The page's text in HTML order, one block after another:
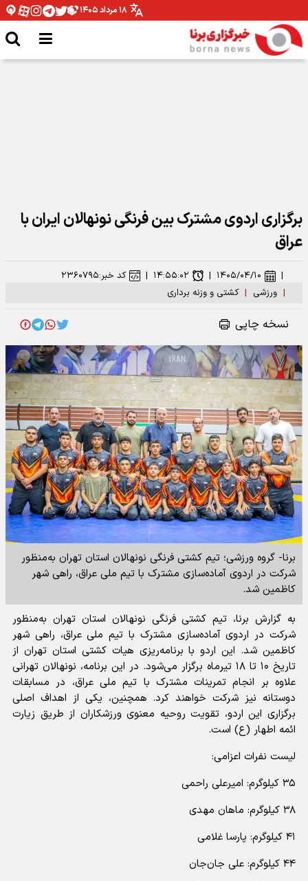
۱۸ مرداد ۱۴۰۵
برگزاری اردوی مشترک بین فرنگی نونهالان ایران با
عراق
| ورزشی | کشتی و وزنه برداری
| ۱۴۰۵/۰۴/۱۰ | ۱۴:۵۵:۰۲ | کد خبر:۲۳۶۰۷۹۵
نسخه چاپی
برنا- گروه ورزشی؛ تیم کشتی فرنگی نونهالان استان تهران به‌منظور
شرکت در اردوی آماده‌سازی مشترک با تیم ملی عراق، راهی شهر
کاظمین شد.
به گزارش برنا، تیم کشتی فرنگی نونهالان استان تهران به‌منظور
شرکت در اردوی آماده‌سازی مشترک با تیم ملی عراق، راهی شهر
کاظمین شد. این اردو با برنامه‌ریزی هیات کشتی استان تهران از
تاریخ ۱۰ تا ۱۸ تیرماه برگزار می‌شود. در این برنامه، نونهالان تهرانی
علاوه بر انجام تمرینات مشترک با تیم ملی عراق، در مسابقات
دوستانه نیز شرکت خواهند کرد. همچنین، یکی از اهداف اصلی
برگزاری این اردو، تقویت روحیه معنوی ورزشکاران از طریق زیارت
ائمه اطهار (ع) است.
لیست نفرات اعزامی:
۳۵ کیلوگرم: امیرعلی راحمی
۳۸ کیلوگرم: ماهان مهدی
۴۱ کیلوگرم: پارسا غلامی
۴۴ کیلوگرم: علی جان‌جان